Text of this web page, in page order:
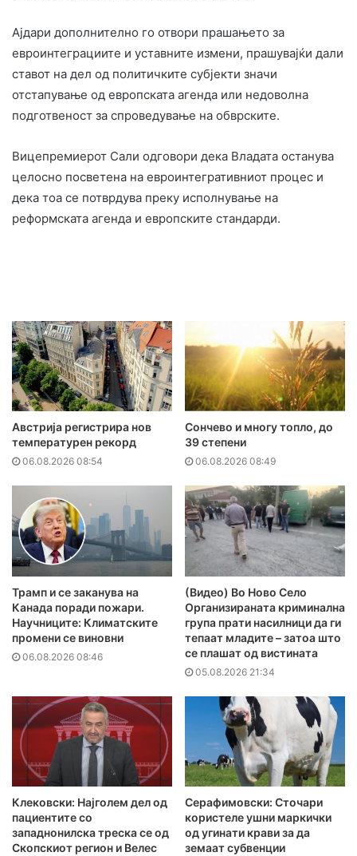
Ајдари дополнително го отвори прашањето за
евроинтеграциите и уставните измени, прашувајќи дали
ставот на дел од политичките субјекти значи
отстапување од европската агенда или недоволна
подготвеност за спроведување на обврските.
Вицепремиерот Сали одговори дека Владата останува
целосно посветена на евроинтегративниот процес и
дека тоа се потврдува преку исполнување на
реформската агенда и европските стандарди.
Австрија регистрира нов
температурен рекорд
06.08.2026 08:54
Сончево и многу топло, до
39 степени
06.08.2026 08:49
Трамп и се заканува на
Канада поради пожари.
Научниците: Климатските
промени се виновни
06.08.2026 08:46
(Видео) Во Ново Село
Организираната криминална
група прати насилници да ги
тепаат младите – затоа што
се плашат од вистината
05.08.2026 21:34
Клековски: Најголем дел од
пациентите сo
западнонилска треска се од
Скопскиот регион и Велес
Серафимовски: Сточари
користеле ушни маркички
од угинати крави за да
земаат субвенции